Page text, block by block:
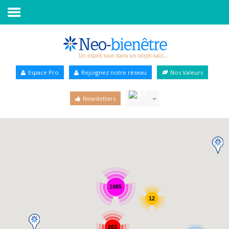
Annuaire Bien-être
Espace Pro Rejoignez notre réseau Nos Valeurs
Newsletters
1085
263
12